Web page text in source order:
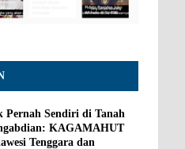
Pernah Sendiri di Tanah
KAGAMAHUT
Tenggara dan